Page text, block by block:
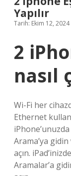
Yapılır
Tarih: Ekim 12, 2024
2
nasıl
Wi-Fi her
Ethernet
Arama’ya gidin
açın.
Aramalar’a